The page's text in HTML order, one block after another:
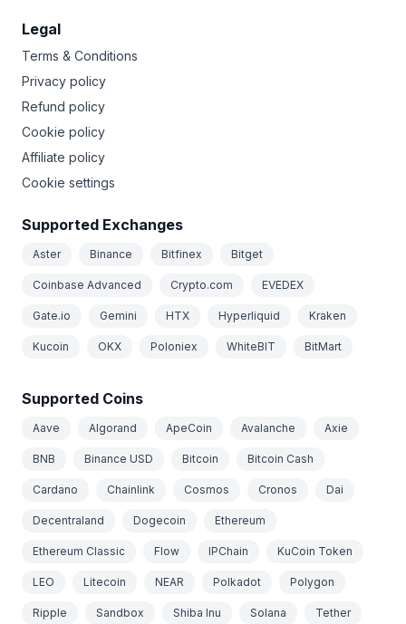
Legal
Terms & Conditions
Privacy policy
Refund policy
Cookie policy
Affiliate policy
Cookie settings
Supported Exchanges
Aster Binance Bitfinex Bitget
Coinbase Advanced Crypto.com EVEDEX
Gate.io Gemini HTX Hyperliquid Kraken
Kucoin OKX Poloniex WhiteBIT BitMart
Supported Coins
Aave Algorand ApeCoin Avalanche Axie
BNB Binance USD Bitcoin Bitcoin Cash
Cardano Chainlink Cosmos Cronos Dai
Decentraland Dogecoin Ethereum
Ethereum Classic Flow IPChain KuCoin Token
LEO Litecoin NEAR Polkadot Polygon
Ripple Sandbox Shiba Inu Solana Tether